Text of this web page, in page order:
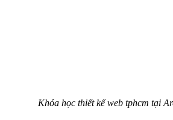
Khóa học thiết kế web tphcm tại